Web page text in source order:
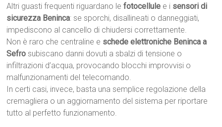
Altri guasti frequenti riguardano lefotocellule e i sensori di
sicurezza Beninca: se sporchi, disallineati o danneggiati,
impediscono al cancello di chiudersi correttamente.
Non è raro che centraline e schede elettroniche Beninca a
Sefro subiscano danni dovuti a sbalzi di tensione o
infiltrazioni d’acqua, provocando blocchi improvvisi o
malfunzionamenti del telecomando.
In certi casi, invece, basta una semplice regolazione della
cremagliera o un aggiornamento del sistema per riportare
tutto al perfetto funzionamento.